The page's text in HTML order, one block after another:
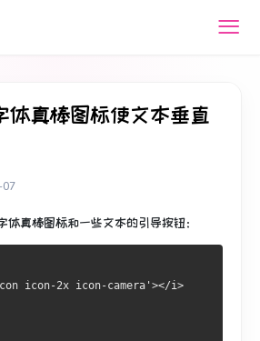
体真棒图标使文本垂直
07
体真棒图标和一些文本的引导按钮：
icon-2x icon-camera'></i>